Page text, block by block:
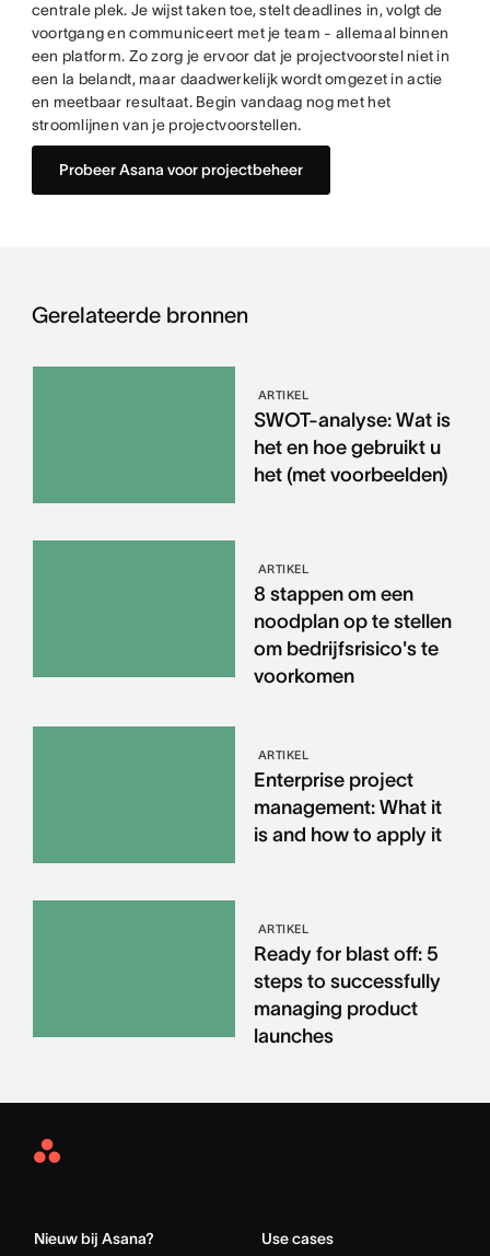
centrale plek. Je wijst taken toe, stelt deadlines in, volgt de
voortgang en communiceert met je team - allemaal binnen
een platform. Zo zorg je ervoor dat je projectvoorstel niet in
een la belandt, maar daadwerkelijk wordt omgezet in actie
en meetbaar resultaat. Begin vandaag nog met het
stroomlijnen van je projectvoorstellen.
Probeer Asana voor projectbeheer
Gerelateerde bronnen
ARTIKEL
SWOT-analyse: Wat is
het en hoe gebruikt u
het (met voorbeelden)
ARTIKEL
8 stappen om een
noodplan op te stellen
om bedrijfsrisico's te
voorkomen
ARTIKEL
Enterprise project
management: What it
is and how to apply it
ARTIKEL
Ready for blast off: 5
steps to successfully
managing product
launches
Asana
Nieuw bij Asana? Use cases